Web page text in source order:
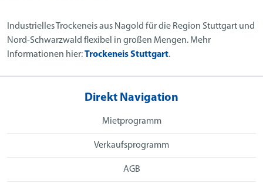
Industrielles Trockeneis aus Nagold für die Region Stuttgart und
Nord-Schwarzwald flexibel in großen Mengen. Mehr
Informationen hier:Trockeneis Stuttgart.
Direkt Navigation
Mietprogramm
Verkaufsprogramm
AGB